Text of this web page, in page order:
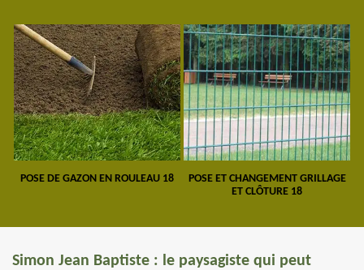
POSE DE GAZON EN ROULEAU 18
POSE ET CHANGEMENT GRILLAGE
ET CLÔTURE 18
Simon Jean Baptiste : le paysagiste qui peut